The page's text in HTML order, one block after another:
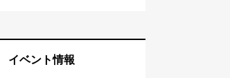
イベント情報